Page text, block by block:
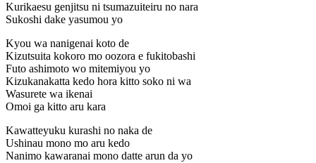
Kurikaesu genjitsu ni tsumazuiteiru no nara
Sukoshi dake yasumou yo
Kyou wa nanigenai koto de
Kizutsuita kokoro mo oozora e fukitobashi
Futo ashimoto wo mitemiyou yo
Kizukanakatta kedo hora kitto soko ni wa
Wasurete wa ikenai
Omoi ga kitto aru kara
Kawatteyuku kurashi no naka de
Ushinau mono mo aru kedo
Nanimo kawaranai mono datte arun da yo